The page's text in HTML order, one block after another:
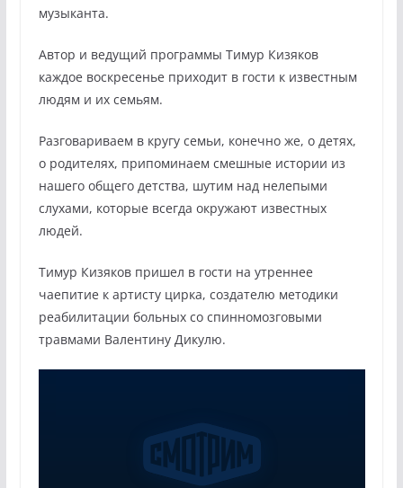
музыканта.
Автор и ведущий программы Тимур Кизяков
каждое воскресенье приходит в гости к известным
людям и их семьям.
Разговариваем в кругу семьи, конечно же, о детях,
о родителях, припоминаем смешные истории из
нашего общего детства, шутим над нелепыми
слухами, которые всегда окружают известных
людей.
Тимур Кизяков пришел в гости на утреннее
чаепитие к артисту цирка, создателю методики
реабилитации больных со спинномозговыми
травмами Валентину Дикулю.